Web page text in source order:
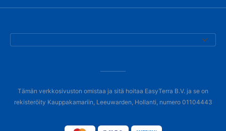
Tämän verkkosivuston omistaa ja sitä hoitaa EasyTerra B.V. ja se on
rekisteröity Kauppakamariin, Leeuwarden, Hollanti, numero 01104443